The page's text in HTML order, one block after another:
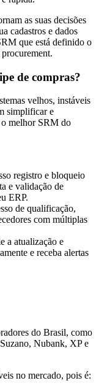
as suas decisões
cadastros e dados
que está definido o
de compras?
velhos, instáveis
simplificar e
o melhor SRM do
registro e bloqueio
e validação de
ERP.
de qualificação,
com múltiplas
a atualização e
e receba alertas
do Brasil, como
Nubank, XP e
no mercado, pois é: